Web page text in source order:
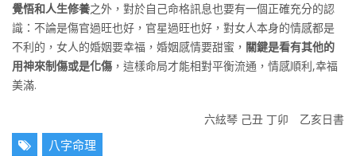
覺悟和人生修養之外，對於自己命格訊息也要有一個正確充分的認
識：不論是傷官過旺也好，官星過旺也好，對女人本身的情感都是
不利的，女人的婚姻要幸福，婚姻感情要甜蜜， 關鍵是看有其他的
用神來制傷或是化傷 ，這樣命局才能相對平衡流通，情感順利,幸福
美滿.
六絃琴 己丑 丁卯 乙亥日書
八字命理